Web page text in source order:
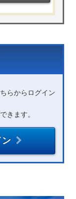
らからログイン
きます。
ン